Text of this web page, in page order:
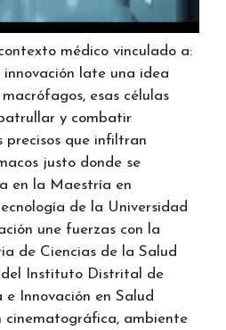
médico vinculado a:
late una idea
esas células
y combatir
precisos que infiltran
justo donde se
en la Maestría en
de la Universidad
une fuerzas con la
de Ciencias de la Salud
Instituto Distrital de
e Innovación en Salud
cinematográfica, ambiente